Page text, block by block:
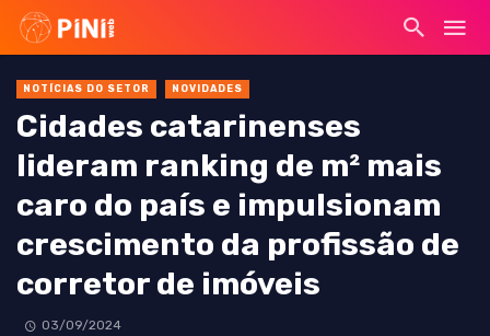
NOTÍCIAS DO SETOR NOVIDADES
Cidades catarinenses
lideram ranking de m² mais
caro do país e impulsionam
crescimento da profissão de
corretor de imóveis
03/09/2024